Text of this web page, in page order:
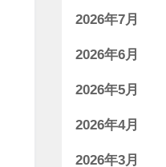
2026年7月
2026年6月
2026年5月
2026年4月
2026年3月